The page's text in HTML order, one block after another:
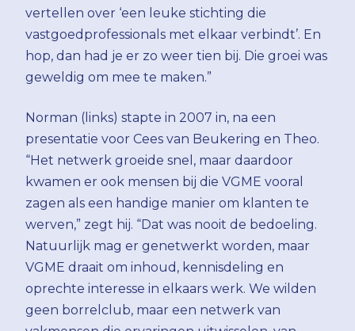
vertellen over ‘een leuke stichting die
vastgoedprofessionals met elkaar verbindt’. En
hop, dan had je er zo weer tien bij. Die groei was
geweldig om mee te maken.”
Norman (links) stapte in 2007 in, na een
presentatie voor Cees van Beukering en Theo.
“Het netwerk groeide snel, maar daardoor
kwamen er ook mensen bij die VGME vooral
zagen als een handige manier om klanten te
werven,” zegt hij. “Dat was nooit de bedoeling.
Natuurlijk mag er genetwerkt worden, maar
VGME draait om inhoud, kennisdeling en
oprechte interesse in elkaars werk. We wilden
geen borrelclub, maar een netwerk van